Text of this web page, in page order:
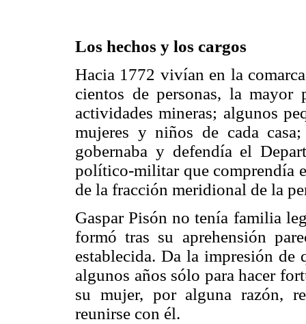
Los hechos y los cargos
Hacia 1772 vivían en la
cientos de personas, la mayor
actividades mineras; algunos
mujeres y niños de cada
gobernaba y defendía el
político-militar que comprendía
de la fracción meridional de la
Gaspar Pisón no tenía familia
formó tras su aprehensión
establecida. Da la impresión
algunos años sólo para hacer
su mujer, por alguna razón,
reunirse con él.